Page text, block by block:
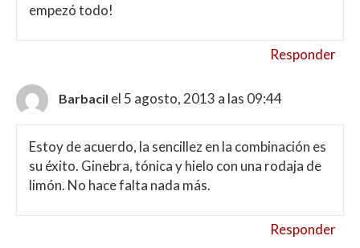
empezó todo!
Responder
Barbacil el 5 agosto, 2013 a las 09:44
Estoy de acuerdo, la sencillez en la combinación es
su éxito. Ginebra, tónica y hielo con una rodaja de
limón. No hace falta nada más.
Responder